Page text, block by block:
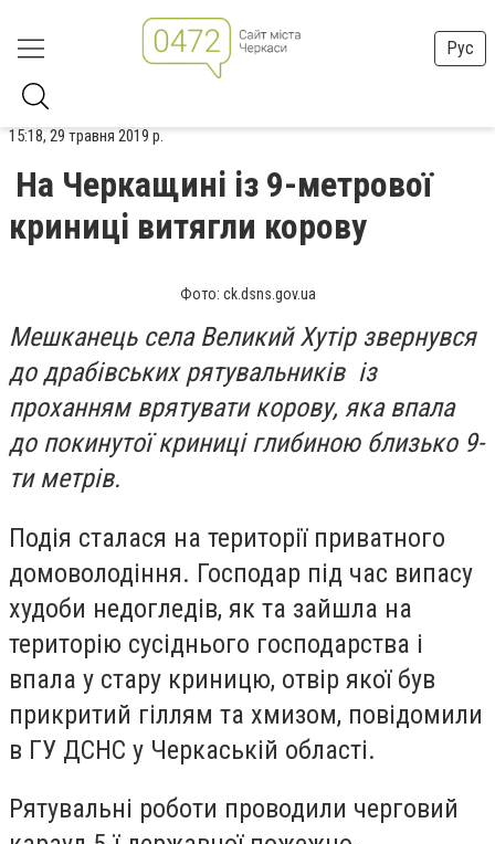
Рус
15:18, 29 травня 2019 р.
На Черкащині із 9-метрової
криниці витягли корову
Фото: ck.dsns.gov.ua
Мешканець села Великий Хутір звернувся
до драбівських рятувальників із
проханням врятувати корову, яка впала
до покинутої криниці глибиною близько 9-
ти метрів.
Подія сталася на території приватного
домоволодіння. Господар під час випасу
худоби недогледів, як та зайшла на
територію сусіднього господарства і
впала у стару криницю, отвір якої був
прикритий гіллям та хмизом, повідомили
в ГУ ДСНС у Черкаській області.
Рятувальні роботи проводили черговий